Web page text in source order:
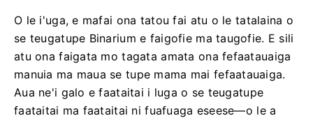
O le i'uga, e mafai ona tatou fai atu o le tatalaina o
se teugatupe Binarium e faigofie ma taugofie. E sili
atu ona faigata mo tagata amata ona fefaatauaiga
manuia ma maua se tupe mama mai fefaatauaiga.
Aua ne'i galo e faataitai i luga o se teugatupe
faataitai ma faataitai ni fuafuaga eseese—o le a